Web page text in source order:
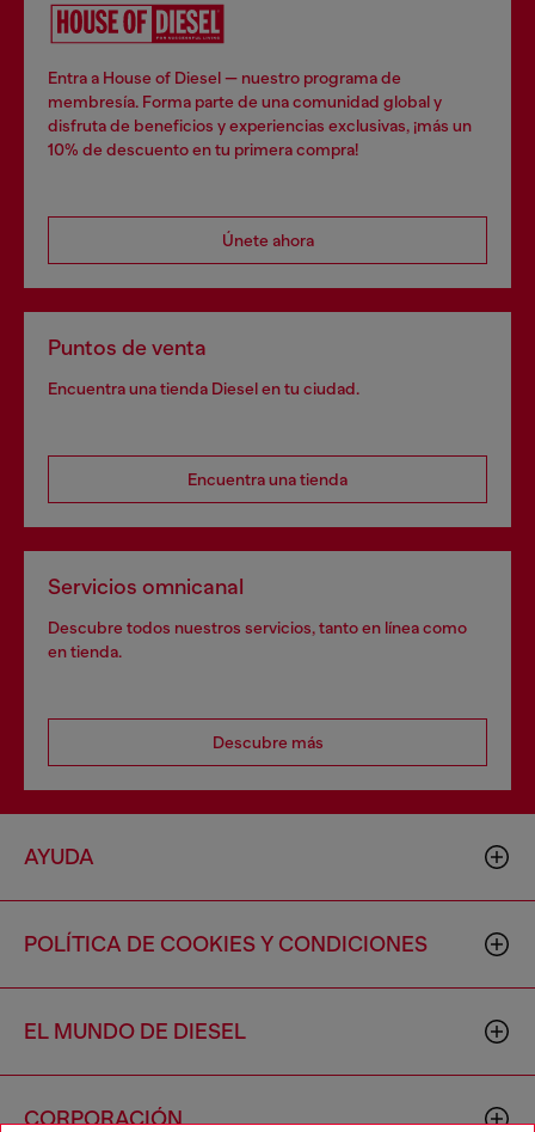
Entra a House of Diesel — nuestro programa de
membresía. Forma parte de una comunidad global y
disfruta de beneficios y experiencias exclusivas, ¡más un
10% de descuento en tu primera compra!
Únete ahora
Puntos de venta
Encuentra una tienda Diesel en tu ciudad.
Encuentra una tienda
Servicios omnicanal
Descubre todos nuestros servicios, tanto en línea como
en tienda.
Descubre más
AYUDA
POLÍTICA DE COOKIES Y CONDICIONES
EL MUNDO DE DIESEL
CORPORACIÓN